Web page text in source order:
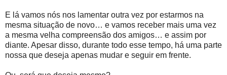
E lá vamos nós nos lamentar outra vez por estarmos na
mesma situação de novo… e vamos receber mais uma vez
a mesma velha compreensão dos amigos… e assim por
diante. Apesar disso, durante todo esse tempo, há uma parte
nossa que deseja apenas mudar e seguir em frente.